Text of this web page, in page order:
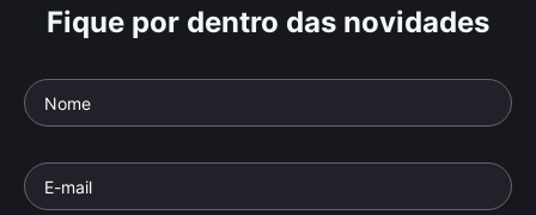
Resíduos
Parte
Fique por dentro das novidades